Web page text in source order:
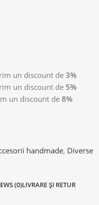
un discount de 3%
un discount de 5%
un discount de 8%
handmade, Diverse
(0)LIVRARE ȘI RETUR